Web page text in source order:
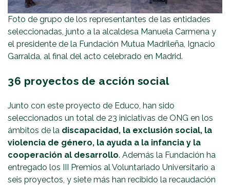
Foto de grupo de los representantes de las entidades
seleccionadas, junto a la alcaldesa Manuela Carmena y
el presidente de la Fundación Mutua Madrileña, Ignacio
Garralda, al final del acto celebrado en Madrid.
36 proyectos de acción social
Junto con este proyecto de Educo, han sido
seleccionados un total de 23 iniciativas de ONG en los
ámbitos de la discapacidad, la exclusión social, la
violencia de género, la ayuda a la infancia y la
cooperación al desarrollo. Además la Fundación ha
entregado los III Premios al Voluntariado Universitario a
seis proyectos, y siete más han recibido la recaudación